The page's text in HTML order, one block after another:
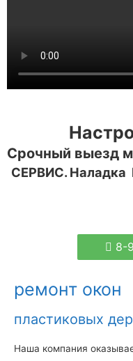
Срочный выезд
СЕРВИС.
8-
ремонт окон
пластиковых
Наша компания